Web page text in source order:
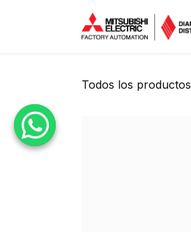
Todos los productos